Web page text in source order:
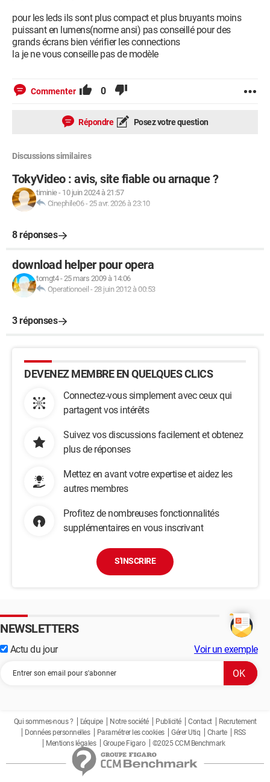
pour les leds ils sont plus compact et plus bruyants moins
puissant en lumens(norme ansi) pas conseillé pour des
grands écrans bien vérifier les connections
la je ne vous conseille pas de modèle
Commenter 0
Répondre Posez votre question
Discussions similaires
TokyVideo : avis, site fiable ou arnaque ?
timinie- 10 juin 2024 à 21:57
Cinephile06-25 avr. 2026 à 23:10
8 réponses
download helper pour opera
tomgt4-25 mars 2009 à 14:06
Operationoeil -28 juin 2012 à 00:53
3 réponses
DEVENEZ MEMBRE EN QUELQUES CLICS
Connectez-vous simplement avec ceux qui
partagent vos intérêts
Suivez vos discussions facilement et obtenez
plus de réponses
Mettez en avant votre expertise et aidez les
autres membres
Profitez de nombreuses fonctionnalités
supplémentaires en vous inscrivant
S'INSCRIRE
NEWSLETTERS
Actu du jour Voir un exemple
Qui sommes-nous ? L'équipe Notre société Publicité Contact
Recrutement
Données personnelles
Paramétrer les cookies Gérer Utiq Charte
RSS
Mentions légales
Groupe Figaro ©2025 CCM Benchmark